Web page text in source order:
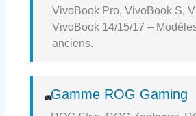
VivoBook Pro, VivoBook S,
VivoBook 14/15/17 –
anciens.
Gamme ROG Gaming